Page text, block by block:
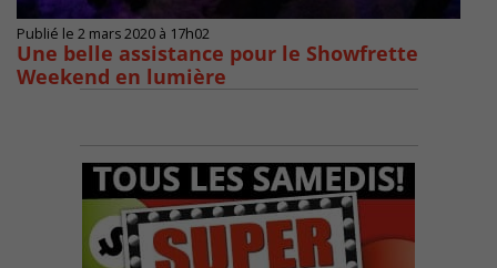
Publié le 2 mars 2020 à 17h02
Une belle assistance pour le Showfrette
Weekend en lumière